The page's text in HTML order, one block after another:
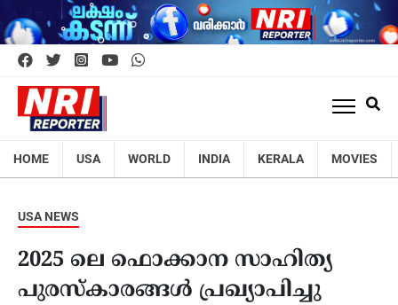
HOME USA WORLD INDIA KERALA MOVIES
USA NEWS
2025 ലെ ഫൊക്കാന സാഹിത്യ
പുരസ്‌കാരങ്ങൾ പ്രഖ്യാപിച്ചു